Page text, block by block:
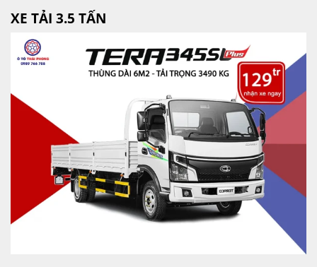
XE TẢI 3.5 TẤN